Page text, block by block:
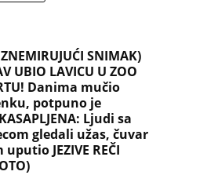
SNIMAK)
UBIO LAVICU U ZOO
Danima mučio
potpuno je
Ljudi sa
gledali užas, čuvar
uputio JEZIVE REČI